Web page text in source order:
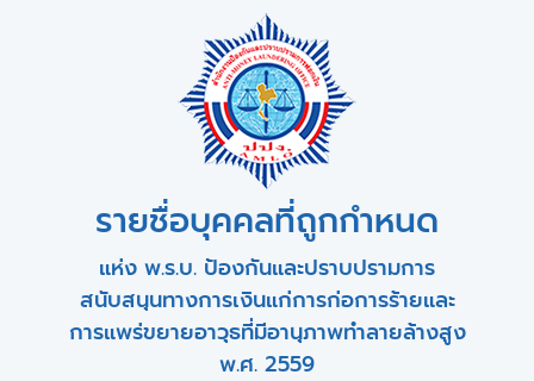
รายชื่อบุคคลที่ถูกกำหนด
แห่ง พ.ร.บ. ป้องกันและปราบปรามการ
สนับสนุนทางการเงินแก่การก่อการร้ายและ
การแพร่ขยายอาวุธที่มีอานุภาพทำลายล้างสูง
พ.ศ. 2559